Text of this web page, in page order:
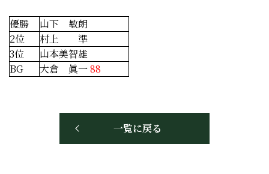
優勝
山下 敏朗
2位
村上 準
3位
山本美智雄
BG
大倉 眞一88
一覧に戻る